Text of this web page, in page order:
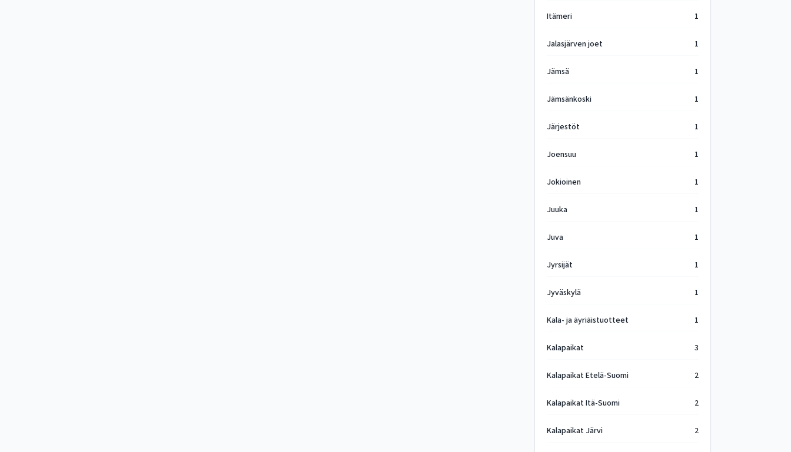
Itämeri 1
Jalasjärven joet 1
Jämsä 1
Jämsänkoski 1
Järjestöt 1
Joensuu 1
Jokioinen 1
Juuka 1
Juva 1
Jyrsijät 1
Jyväskylä 1
Kala- ja äyriäistuotteet 1
Kalapaikat 3
Kalapaikat Etelä-Suomi 2
Kalapaikat Itä-Suomi 2
Kalapaikat Järvi 2